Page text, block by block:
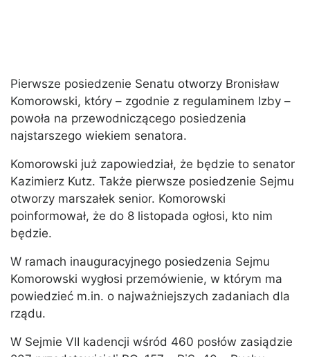
Pierwsze posiedzenie Senatu otworzy Bronisław
Komorowski, który – zgodnie z regulaminem Izby –
powoła na przewodniczącego posiedzenia
najstarszego wiekiem senatora.
Komorowski już zapowiedział, że będzie to senator
Kazimierz Kutz. Także pierwsze posiedzenie Sejmu
otworzy marszałek senior. Komorowski
poinformował, że do 8 listopada ogłosi, kto nim
będzie.
W ramach inauguracyjnego posiedzenia Sejmu
Komorowski wygłosi przemówienie, w którym ma
powiedzieć m.in. o najważniejszych zadaniach dla
rządu.
W Sejmie VII kadencji wśród 460 posłów zasiądzie